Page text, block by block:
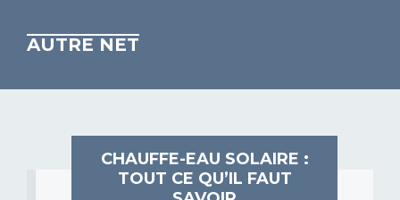
AUTRE NET
CHAUFFE-EAU SOLAIRE :
TOUT CE QU’IL FAUT